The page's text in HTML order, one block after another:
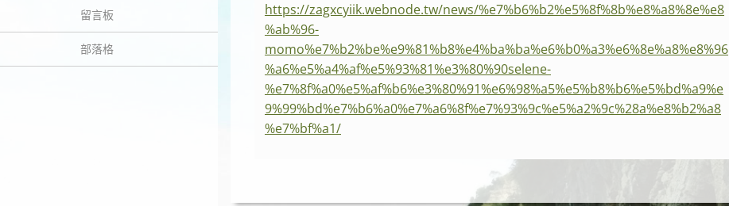
留言板
部落格
https://zagxcyiik.webnode.tw/news/%e7%b6%b2%e5%8f%8b%e8%a8%8e%e8
%ab%96-
momo%e7%b2%be%e9%81%b8%e4%ba%ba%e6%b0%a3%e6%8e%a8%e8%96
%a6%e5%a4%af%e5%93%81%e3%80%90selene-
%e7%8f%a0%e5%af%b6%e3%80%91%e6%98%a5%e5%b8%b6%e5%bd%a9%e
9%99%bd%e7%b6%a0%e7%a6%8f%e7%93%9c%e5%a2%9c%28a%e8%b2%a8
%e7%bf%a1/